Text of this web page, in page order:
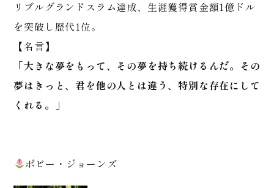
リプルグランドスラム達成、生涯獲得賞金額1億ドル
を突破し歴代1位。
【名言】
「大きな夢をもって、その夢を持ち続けるんだ。その
夢はきっと、君を他の人とは違う、特別な存在にして
くれる。」
ボビー・ジョーンズ